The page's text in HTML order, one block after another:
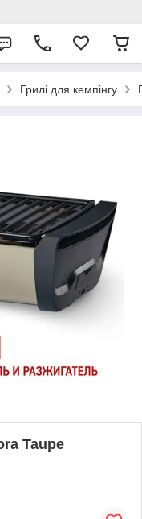
Грилі для кемпінгу
Taupe